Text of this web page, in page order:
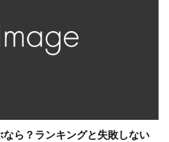
ら？ランキングと失敗しない